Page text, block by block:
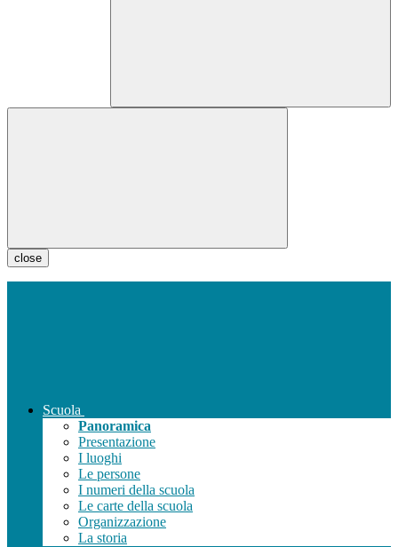
close
Scuola
Panoramica
Presentazione
I luoghi
Le persone
I numeri della scuola
Le carte della scuola
Organizzazione
La storia